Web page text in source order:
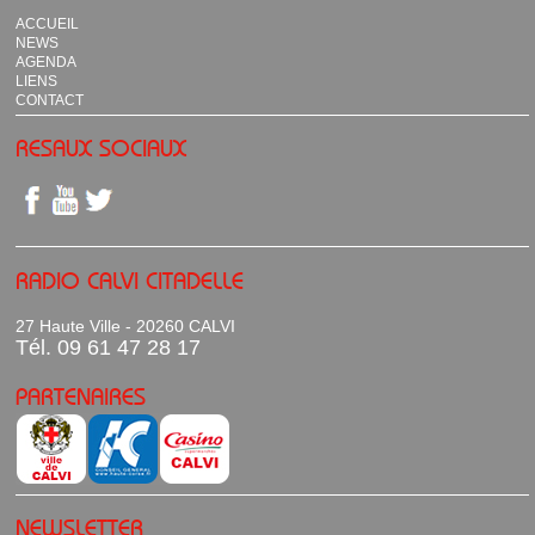
ACCUEIL
NEWS
AGENDA
LIENS
CONTACT
RESAUX SOCIAUX
RADIO CALVI CITADELLE
27 Haute Ville - 20260 CALVI
Tél. 09 61 47 28 17
PARTENAIRES
NEWSLETTER